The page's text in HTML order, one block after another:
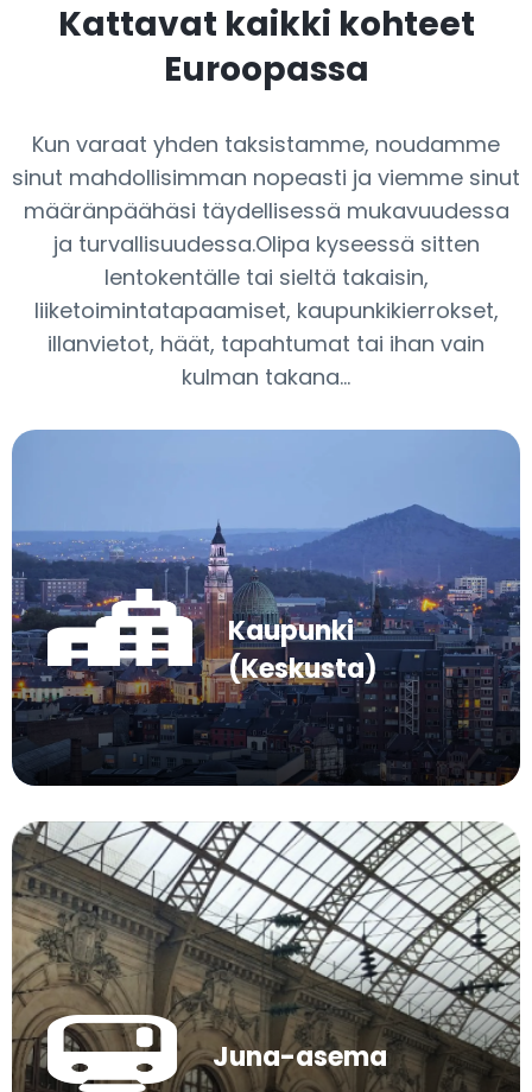
Kattavat kaikki kohteet
Euroopassa
Kun varaat yhden taksistamme, noudamme
sinut mahdollisimman nopeasti ja viemme sinut
määränpäähäsi täydellisessä mukavuudessa
ja turvallisuudessa.Olipa kyseessä sitten
lentokentälle tai sieltä takaisin,
liiketoimintatapaamiset, kaupunkikierrokset,
illanvietot, häät, tapahtumat tai ihan vain
kulman takana...
Kaupunki
(Keskusta)
Juna-asema